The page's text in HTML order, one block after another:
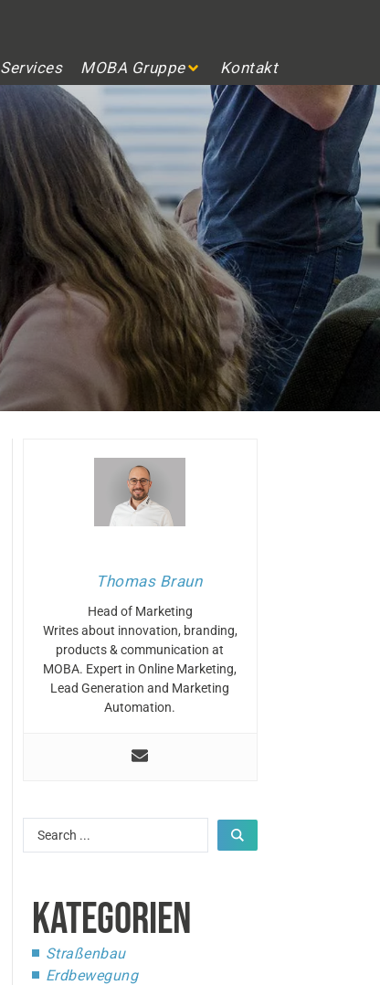
Services MOBA Gruppe Kontakt
Thomas Braun
Head of Marketing
Writes about innovation, branding,
products & communication at
MOBA. Expert in Online Marketing,
Lead Generation and Marketing
Automation.
KATEGORIEN
Straßenbau
Erdbewegung